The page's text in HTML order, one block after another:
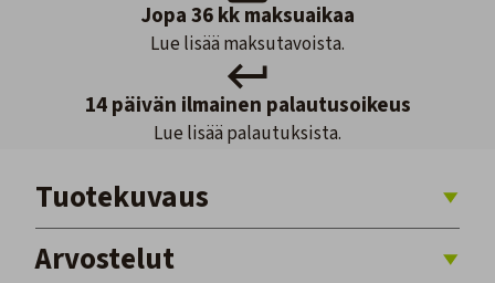
Jopa 36 kk maksuaikaa
Lue lisää maksutavoista.
14 päivän ilmainen palautusoikeus
Lue lisää palautuksista.
Tuotekuvaus
Arvostelut